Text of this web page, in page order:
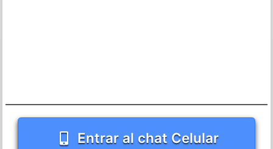
Entrar al chat Celular